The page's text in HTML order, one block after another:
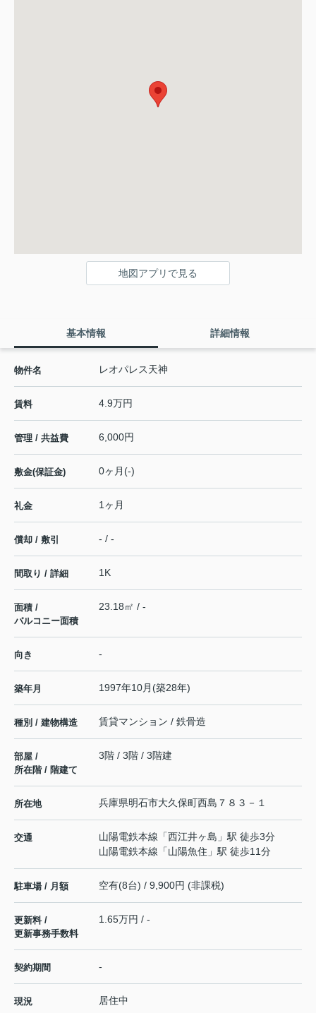
地図アプリで見る
基本情報 詳細情報
物件名 レオパレス天神
賃料 4.9万円
管理 / 共益費 6,000円
敷金(保証金) 0ヶ月(-)
礼金 1ヶ月
償却 / 敷引 - / -
間取り / 詳細 1K
面積 /
バルコニー面積
23.18㎡ / -
向き -
築年月 1997年10月(築28年)
種別 / 建物構造 賃貸マンション / 鉄骨造
部屋 /
所在階 / 階建て
3階 / 3階 / 3階建
所在地 兵庫県明石市大久保町西島 ７８３－１
交通 山陽電鉄本線 「西江井ヶ島 」駅 徒歩3分
山陽電鉄本線 「山陽魚住 」駅 徒歩11分
駐車場 / 月額 空有(8台) / 9,900円 (非課税)
更新料 /
更新事務手数料
1.65万円 / -
契約期間 -
現況 居住中